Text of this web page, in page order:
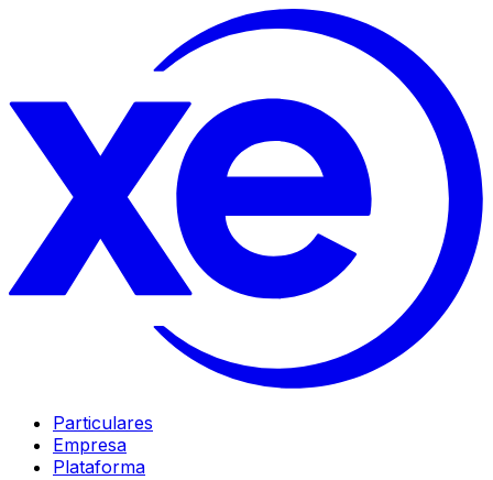
Particulares
Empresa
Plataforma